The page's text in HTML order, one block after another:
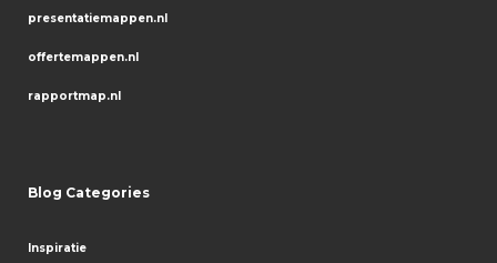
presentatiemappen.nl
offertemappen.nl
rapportmap.nl
Blog Categories
Inspiratie